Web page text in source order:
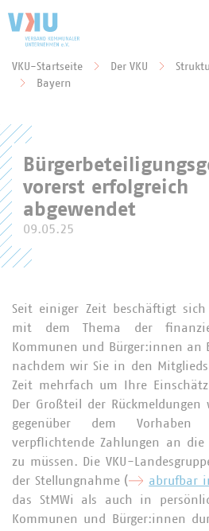
Sie befinden sich hier:
VKU-Startseite Der VKU
Bayern
vorerst erfolgreich
abgewendet
09.05.25
Seit einiger Zeit beschäftigt sich
mit dem Thema der
Kommunen und Bürger:innen an
nachdem wir Sie in den
Zeit mehrfach um Ihre
Der Großteil der
gegenüber dem Vorhaben
verpflichtende Zahlungen an
zu müssen. Die VKU-
der Stellungnahme (
abrufbar
das StMWi als auch in
Kommunen und Bürger:innen